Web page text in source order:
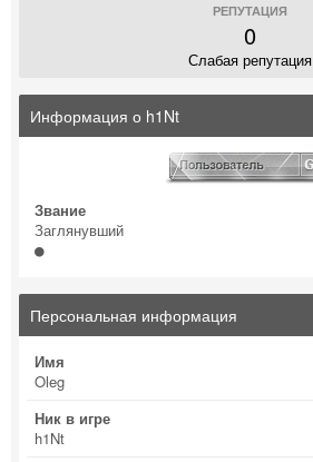
РЕПУТАЦИЯ
0
Слабая репутация
Информация о h1Nt
Звание
Заглянувший
Персональная информация
Имя
Oleg
Ник в игре
h1Nt